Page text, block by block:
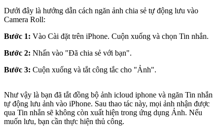
Dưới đây là hướng dẫn cách ngăn ảnh chia sẻ tự động lưu vào
Camera Roll:
Bước 1: Vào Cài đặt trên iPhone. Cuộn xuống và chọn Tin nhắn.
Bước 2: Nhấn vào "Đã chia sẻ với bạn".
Bước 3: Cuộn xuống và tắt công tắc cho "Ảnh".
Như vậy là bạn đã tắt đồng bộ ảnh icloud iphone và ngăn Tin nhắn
tự động lưu ảnh vào iPhone. Sau thao tác này, mọi ảnh nhận được
qua Tin nhắn sẽ không còn xuất hiện trong ứng dụng Ảnh. Nếu
muốn lưu, bạn cần thực hiện thủ công.